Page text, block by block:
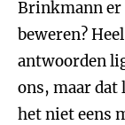
Brinkmann er
beweren?
antwoorden
ons, maar
het niet eens